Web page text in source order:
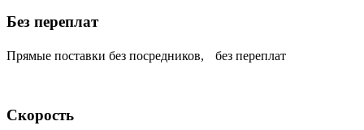
Без переплат
Прямые поставки без посредников, без переплат
Скорость